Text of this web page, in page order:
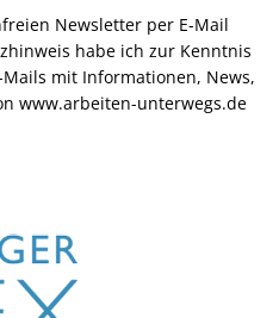
Newsletter per E-Mail
habe ich zur Kenntnis
mit Informationen, News,
www.arbeiten-unterwegs.de